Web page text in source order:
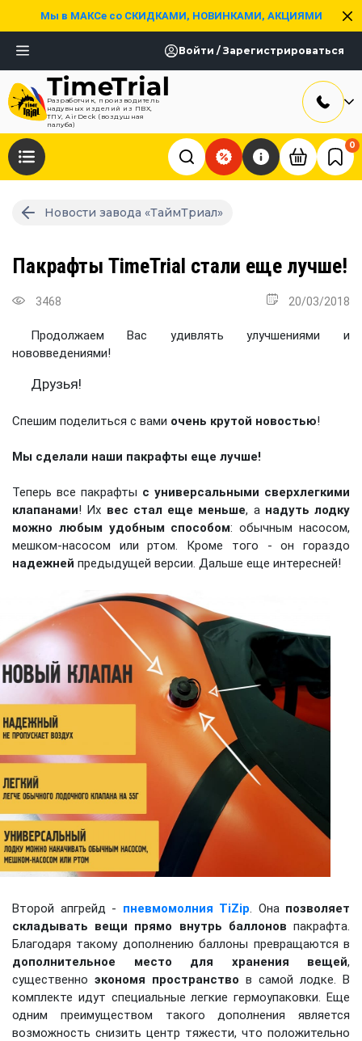
Мы в МАКСе со СКИДКАМИ, НОВИНКАМИ, АКЦИЯМИ
Войти / Зарегистрироваться
Разработчик, производитель
надувных изделий из ПВХ,
ТПУ, AirDeck (воздушная
палуба)
0
Новости завода «ТаймТриал»
Пакрафты TimeTrial стали еще лучше!
3468 20/03/2018
Продолжаем Вас удивлять улучшениями и
нововведениями!
Друзья!
Спешим поделиться с вами очень крутой новостью!
Мы сделали наши пакрафты еще лучше!
Теперь все пакрафты с универсальными сверхлегкими
клапанами! Их вес стал еще меньше, а надуть лодку
можно любым удобным способом: обычным насосом,
мешком-насосом или ртом. Кроме того - он гораздо
надежней предыдущей версии. Дальше еще интересней!
Второй апгрейд - пневмомолния TiZip. Она позволяет
складывать вещи прямо внутрь баллонов пакрафта.
Благодаря такому дополнению баллоны превращаются в
дополнительное место для хранения вещей,
существенно экономя пространство в самой лодке. В
комплекте идут специальные легкие гермоупаковки. Еще
одним преимуществом такого дополнения является
возможность снизить центр тяжести, что положительно